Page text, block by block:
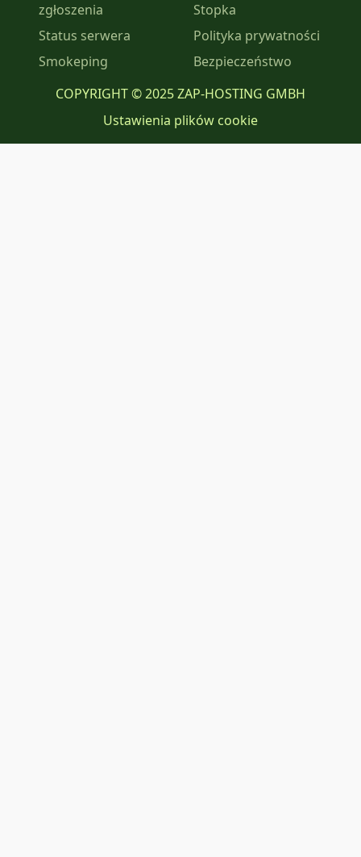
zgłoszenia
Status serwera
Smokeping
Stopka
Polityka prywatności
Bezpieczeństwo
COPYRIGHT © 2025 ZAP-HOSTING GMBH
Ustawienia plików cookie